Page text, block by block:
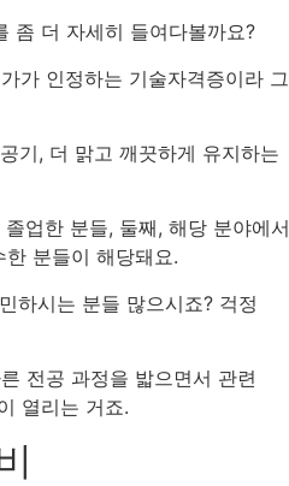
좀 더 자세히 들여다볼까요?
가 인정하는 기술자격증이라 그
기, 더 맑고 깨끗하게 유지하는
업한 분들, 둘째, 해당 분야에서
분들이 해당돼요.
하시는 분들 많으시죠? 걱정
전공 과정을 밟으면서 관련
열리는 거죠.